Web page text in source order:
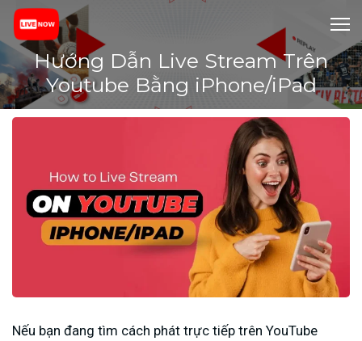
Hướng Dẫn Live Stream Trên
Youtube Bằng iPhone/iPad
Nếu bạn đang tìm cách phát trực tiếp trên YouTube